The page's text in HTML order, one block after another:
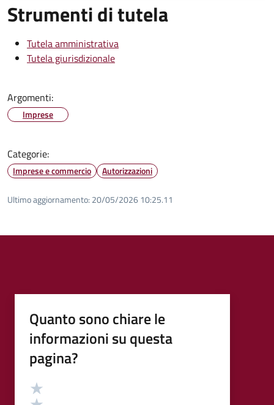
Strumenti di tutela
Tutela amministrativa
Tutela giurisdizionale
Argomenti:
Imprese
Categorie:
Imprese e commercio Autorizzazioni
Ultimo aggiornamento: 20/05/2026 10:25.11
Quanto sono chiare le
informazioni su questa
pagina?
Valutazione